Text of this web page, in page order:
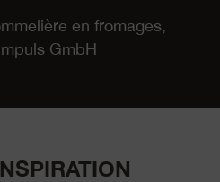
en fromages,
GmbH